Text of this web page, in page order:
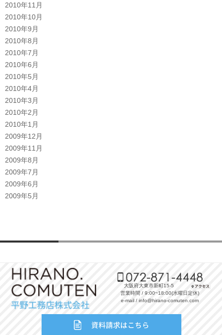
2010年11月
2010年10月
2010年9月
2010年8月
2010年7月
2010年6月
2010年5月
2010年4月
2010年3月
2010年2月
2010年1月
2009年12月
2009年11月
2009年8月
2009年7月
2009年6月
2009年5月
大阪府大東市新町15-5
営業時間 / 9:00~18:00(水曜日定休)
e-mail / info@hirano-comuten.com